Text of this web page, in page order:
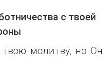
с твоей
твою молитву, но Он